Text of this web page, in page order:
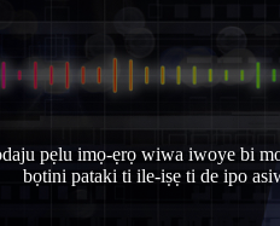
pẹlu imọ-ẹrọ wiwa iwoye bi
bọtini pataki ti ile-iṣẹ ti de ipo